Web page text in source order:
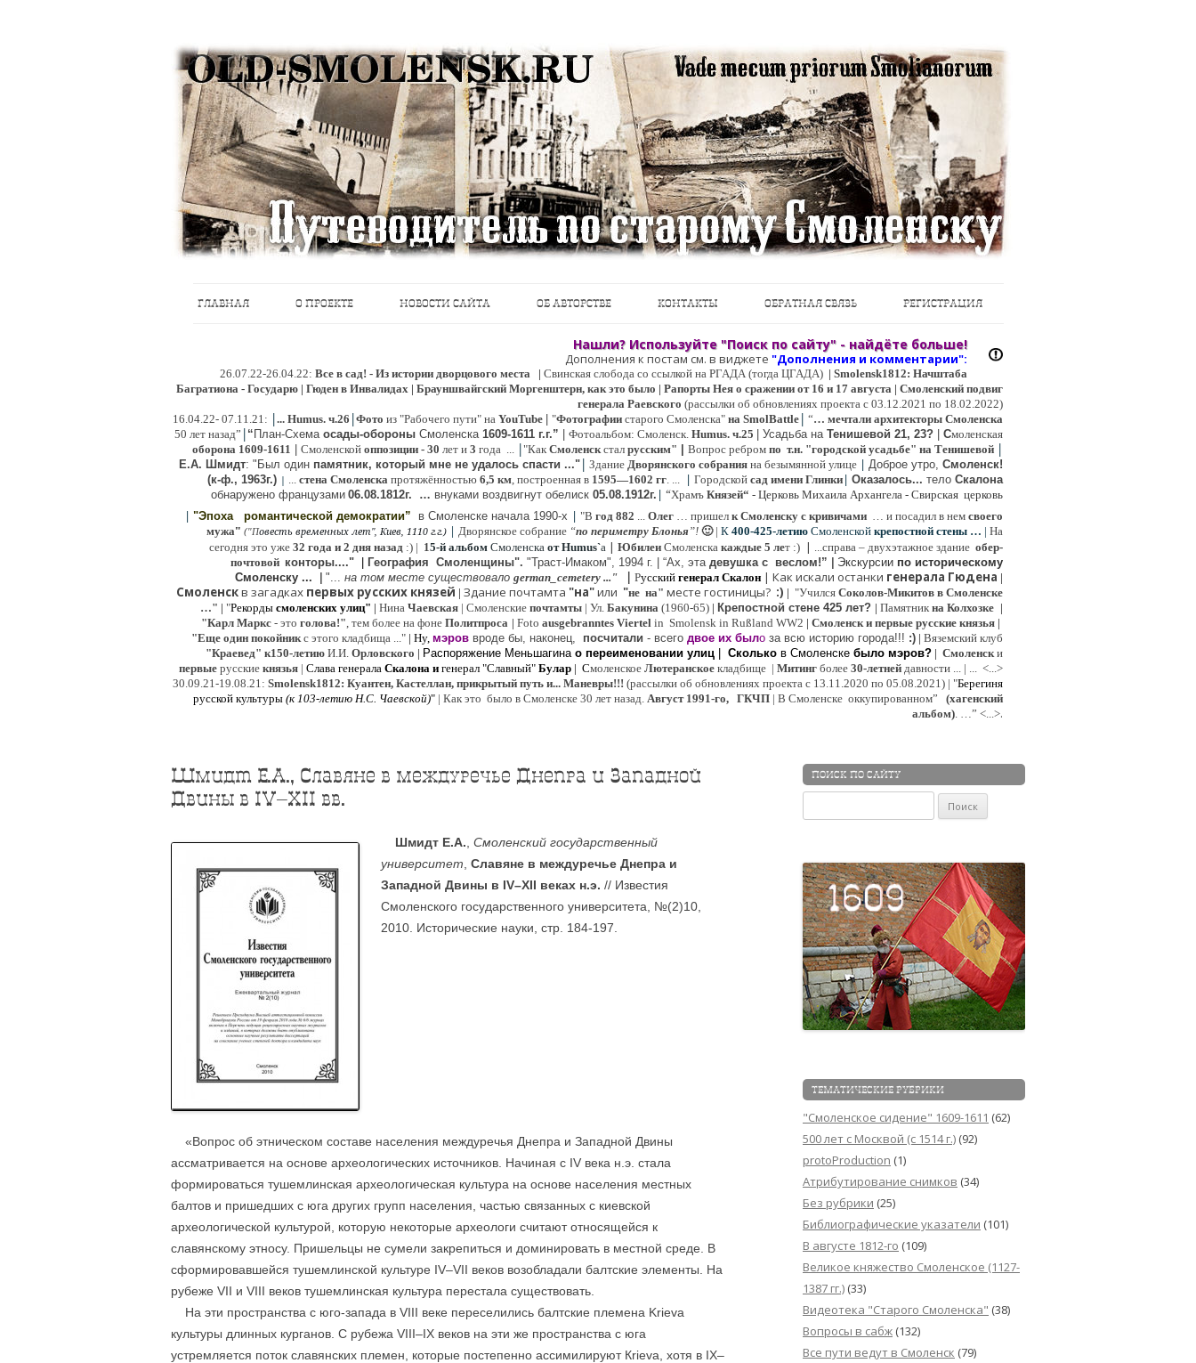
Старый Cмоленск
ГЛАВНАЯ О ПРОЕКТЕ НОВОСТИ САЙТА ОБ АВТОРСТВЕ КОНТАКТЫ ОБРАТНАЯ СВЯЗЬ РЕГИСТРАЦИЯ
Нашли? Используйте "Поиск по сайту" - найдёте больше!
Дополнения к постам см. в виджете "Дополнения и комментарии":
26.07.22-26.04.22: Все в сад! - Из истории дворцового места | Свинская слобода со ссылкой на РГАДА (тогда ЦГАДА) | Smolensk1812: Начштаба
Багратиона - Государю | Гюден в Инвалидах | Брауншвайгский Моргенштерн, как это было | Рапорты Нея о сражении от 16 и 17 августа | Смоленский подвиг
генерала Раевского (рассылки об обновлениях проекта с 03.12.2021 по 18.02.2022)
16.04.22- 07.11.21: |... Humus. ч.26 |Фото из "Рабочего пути" на YouTube "Фотографии старого Смоленска" на SmolBattle | “… мечтали архитекторы Смоленска
50 лет назад” | “ План-Схема осады-обороны Смоленска 1609-1611 г.г.” Фотоальбом: Смоленск. Humus. ч.25 | Усадьба на Тенишевой 21, 23? Смоленская
оборона 1609-1611 Смоленской оппозиции - 30 лет и 3 года ... |"Как Смоленскстал русским" Вопрос ребром по т.н. "городской усадьбе" на Тенишевой |
Е.А. Шмидт: "Был один памятник, который мне не удалось спасти ..." | Здание Дворянского собрания на безымянной улице | Доброе утро, Смоленск!
(к-ф., 1963г.) | ... стена Смоленска протяжённостью 6,5 км, построенная в 1595—1602 гг. ... | Городской сад имени Глинки | Оказалось... тело Скалона
обнаружено французами 06.08.1812г. … внуками воздвигнут обелиск 05.08.1912г. | “Храмъ Князей“ - Церковь Михаила Архангела - Свирская церковь
| "Эпохаромантической демократии” в Смоленске начала 1990-х | "В год 882 ... Олег … пришел к Смоленску с кривичами … и посадил в нем своего
мужа" ("Повесть временных лет", Киев, 1110 г.г.) | Дворянское собрание “по периметру Блонья”! 🙂| К 400-425-летию Смоленской крепостной стены … | На
сегодня это уже 32 года и 2 дня назад :) | 15-й альбом Смоленска от Humus`a | Юбилеи Смоленска каждые 5 лет :) | ...справа – двухэтажное здание обер-
почтовой конторы...." Гeография Cмоленщины". "Траст-Имаком", 1994 г. “Ах, эта девушка с веслом!” Экскурсии по историческому
Смоленску ...
"... на том месте существовало german_cemetery ..." | Русский генерал Скалон | Как искали останки генерала Гюдена |
Смоленскв загадках первых русских князей | Здание почтамта "на"или "не на" месте гостиницы? :) | "Учился Соколов-Микитов в Смоленске
…" | "Рекорды смоленских улиц" | Нина Чаевская | Смоленские почтамты | Ул. Бакунина (1960-65) | Крепостной стене 425 лет? | Памятник на Колхозке |
"Карл Маркс - это голова!", тем более на фоне Политпроса | Foto ausgebranntes Viertel in Smolensk in Rußland WW2 | Смоленск и первые русские князья |
"Еще один покойникс этого кладбища ..." | Ну, мэров вроде бы, наконец, посчитали - всего двое их было за всю историю города!!! :) | Вяземский клуб
"Краевед" к150-летию И.И. Орловского | Распоряжение Меньшагина о переименовании улиц Сколько в Смоленске было мэров? | Смоленски
первые русские князья | Слава генерала Скалона и генерал "Славный" Булар | Смоленское Лютерaнское кладбище | Митинг более 30-летней давности ... | ... <...>
30.09.21-19.08.21: Smolensk1812: Куантен, Кастеллан, прикрытый путь и... Маневры!!! (рассылки об обновлениях проекта с 13.11.2020 по 05.08.2021) | "Берегиня
русской культуры (к 103-летию Н.С. Чаевской)" | Как это было в Смоленске 30 лет назад. Август 1991-го, ГКЧП | В Смоленске оккупированном” (хагенский
альбом). …” <...>.
Шмидт Е.А., Славяне в междуречье Днепра и Западной
Двины в IV–XII вв.
Шмидт Е.А. Смоленский государственный
университет Славяне в междуречье Днепра и
Западной Двины в IV–XII веках н.э. // Известия
Смоленского государственного университета, №(2)10,
2010. Исторические науки, стр. 184-197.
«Вопрос об этническом составе населения междуречья Днепра и Западной Двины
ассматривается на основе археологических источников. Начиная с IV века н.э. стала
формироваться тушемлинская археологическая культура на основе населения местных
балтов и пришедших с юга других групп населения, частью связанных с киевской
археологической культурой, которую некоторые археологи считают относящейся к
славянскому этносу. Пришельцы не сумели закрепиться и доминировать в местной среде. В
сформировавшейся тушемлинской культуре IV–VII веков возобладали балтские элементы. На
рубеже VII и VIII веков тушемлинская культура перестала существовать.
На эти пространства с юго-запада в VIII веке переселились балтские племена Kriеva
культуры длинных курганов. С рубежа VIII–IX веков на эти же пространства с юга
устремляется поток славянских племен, которые постепенно ассимилируют Кrieva, хотя в IX–
ПОИСК ПО САЙТУ
ТЕМАТИЧЕСКИЕ РУБРИКИ
"Смоленское сидение" 1609-1611 (62)
500 лет с Москвой (c 1514 г.) (92)
protoProduction (1)
Атрибутирование снимков (34)
Без рубрики (25)
Библиографические указатели (101)
В августе 1812-го (109)
Великое княжество Смоленское (1127-
1387 гг.) (33)
Видеотека "Cтарого Смоленска" (38)
Вопросы в сабж (132)
Все пути ведут в Смоленск (79)